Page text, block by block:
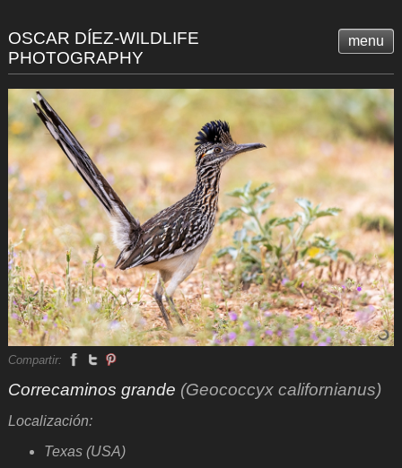
menu
OSCAR DÍEZ-WILDLIFE
PHOTOGRAPHY
Compartir:
Correcaminos grande (Geococcyx californianus)
Localización:
Texas (USA)